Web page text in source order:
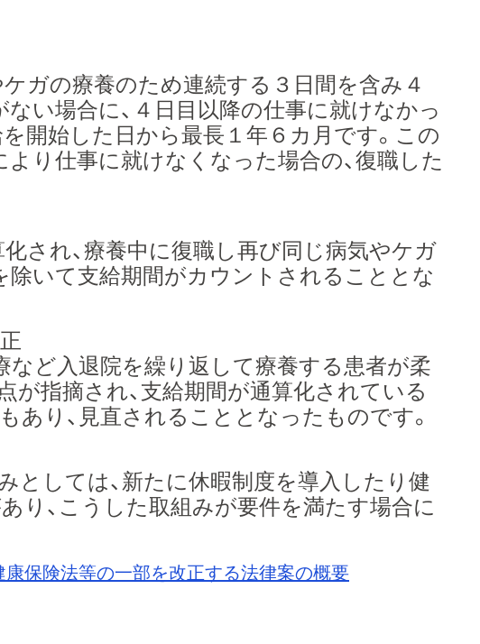
ガの療養のため連続する３日間を含み４
い場合に、４日目以降の仕事に就けなかっ
開始した日から最長１年６カ月です。この
り仕事に就けなくなった場合の、復職した
され、療養中に復職し再び同じ病気やケガ
除いて支給期間がカウントされることとな
ど入退院を繰り返して療養する患者が柔
指摘され、支給期間が通算化されている
り、見直されることとなったものです。
しては、新たに休暇制度を導入したり健
り、こうした取組みが要件を満たす場合に
保険法等の一部を改正する法律案の概要